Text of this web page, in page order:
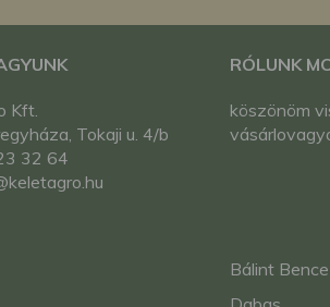
Kft.
Tokaji u. 4/b
32 64
RÓLUNK
köszönöm
Bálint Bence